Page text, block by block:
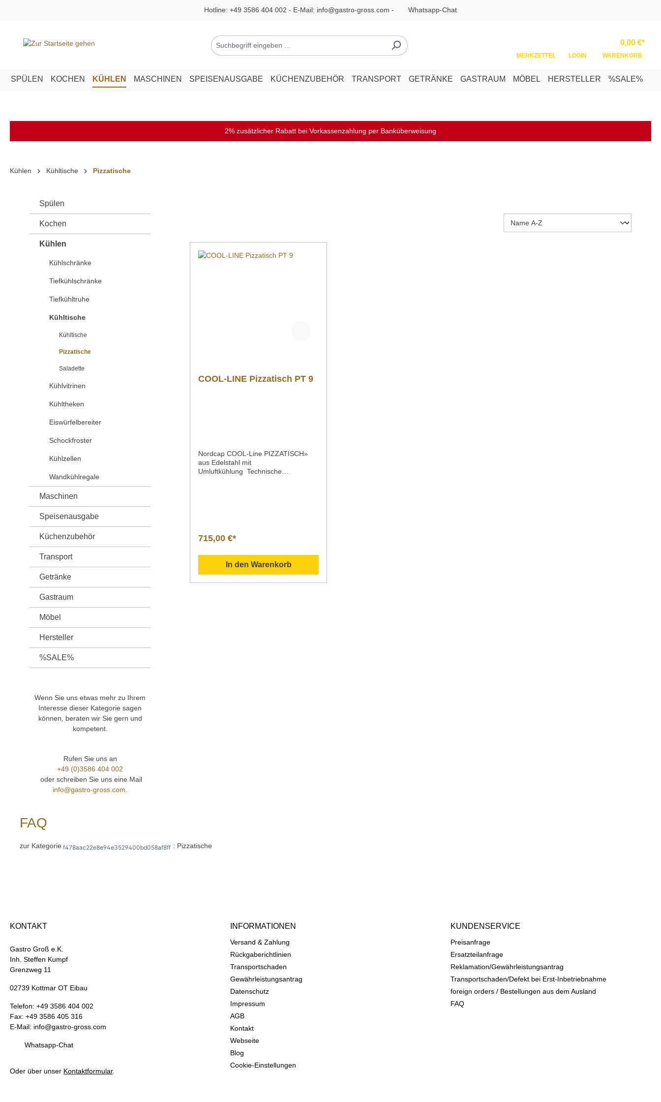
Hotline: +49 3586 404 002 - E-Mail: info@gastro-gross.com - Whatsapp-Chat
MERKZETTEL LOGIN
0,00 €*
WARENKORB
SPÜLEN KOCHEN KÜHLEN MASCHINEN SPEISENAUSGABE KÜCHENZUBEHÖR TRANSPORT GETRÄNKE GASTRAUM MÖBEL HERSTELLER %SALE%
2% zusätzlicher Rabatt bei Vorkassenzahlung per Banküberweisung
Kühlen Kühltische Pizzatische
Spülen
Kochen
Kühlen
Kühlschränke
Tiefkühlschränke
Tiefkühltruhe
Kühltische
Kühltische
Pizzatische
Saladette
Kühlvitrinen
Kühltheken
Eiswürfelbereiter
Schockfroster
Kühlzellen
Wandkühlregale
Maschinen
Speisenausgabe
Küchenzubehör
Transport
Getränke
Gastraum
Möbel
Hersteller
%SALE%
Wenn Sie uns etwas mehr zu Ihrem
Interesse dieser Kategorie sagen
können, beraten wir Sie gern und
kompetent.
Rufen Sie uns an
+49 (0)3586 404 002
oder schreiben Sie uns eine Mail
info@gastro-gross.com
COOL-LINE Pizzatisch PT 9
Nordcap COOL-Line PIZZATISCH»
aus Edelstahl mit
Umluftkühlung Technische
ruttoinhalt225 Liter260
aus Edelstahl
1.4372Temperaturbereich+2°C bis
715,00 €*
In den Warenkorb
FAQ
zur Kategorie f478aac22e8e94e3529400bd058af8ff : Pizzatische
KONTAKT
Gastro Groß e.K.
Inh. Steffen Kumpf
Grenzweg 11
02739 Kottmar OT Eibau
Telefon: +49 3586 404 002
Fax: +49 3586 405 316
E-Mail: info@gastro-gross.com
Whatsapp-Chat
Oder über unser Kontaktformular.
INFORMATIONEN
Versand & Zahlung
Rückgaberichtlinien
Transportschaden
Gewährleistungsantrag
Datenschutz
Impressum
AGB
Kontakt
Webseite
Blog
Cookie-Einstellungen
KUNDENSERVICE
Preisanfrage
Ersatzteilanfrage
Reklamation/Gewährleistungsantrag
Transportschaden/Defekt bei Erst-Inbetriebnahme
foreign orders / Bestellungen aus dem Ausland
FAQ